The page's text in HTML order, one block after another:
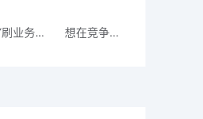
DY刷业务新风尚：享受自助下单的便捷与高 想在竞争中脱颖而出？试试DY平台的自助下